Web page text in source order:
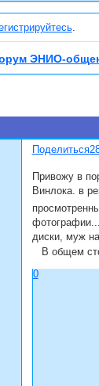
.
ЭНИО-
Поделиться
Привожу в
Винлока. в
диски, муж
В общем
0